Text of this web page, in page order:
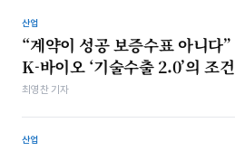
산업
“계약이 성공 보증수표 아니다”
K-바이오 ‘기술수출 2.0’의 조건
최영찬 기자
산업